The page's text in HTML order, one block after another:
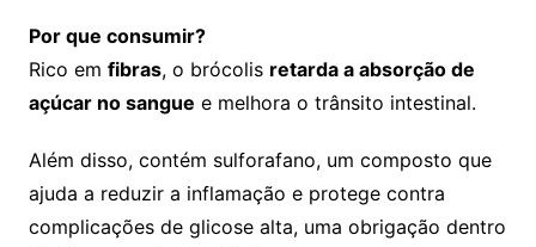
Por que consumir?
Rico em fibras, o brócolis retarda a absorção de
açúcar no sangue e melhora o trânsito intestinal.
Além disso, contém sulforafano, um composto que
ajuda a reduzir a inflamação e protege contra
complicações de glicose alta, uma obrigação dentro